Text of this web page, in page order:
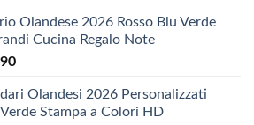
€12,10
prezzo:
da
€9,90
Olandese 2026 Rosso Blu Verde
Cucina Regalo Note
Il
attuale
è:
Olandesi 2026 Personalizzati
Verde Stampa a Colori HD